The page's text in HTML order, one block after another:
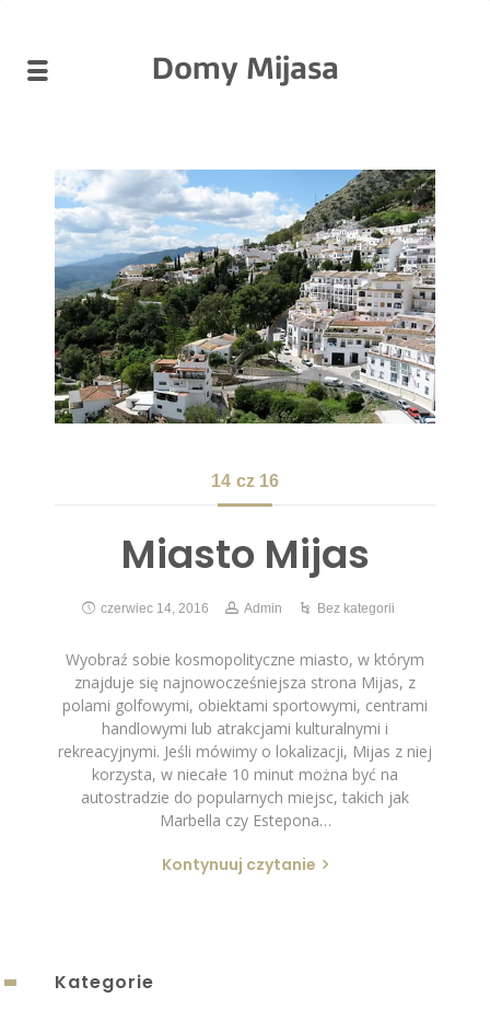
Domy Mijasa
14 cz 16
Miasto Mijas
czerwiec 14, 2016 Admin Bez kategorii
Wyobraź sobie kosmopolityczne miasto, w którym
znajduje się najnowocześniejsza strona Mijas, z
polami golfowymi, obiektami sportowymi, centrami
handlowymi lub atrakcjami kulturalnymi i
rekreacyjnymi. Jeśli mówimy o lokalizacji, Mijas z niej
korzysta, w niecałe 10 minut można być na
autostradzie do popularnych miejsc, takich jak
Marbella czy Estepona…
Kontynuuj czytanie
Kategorie